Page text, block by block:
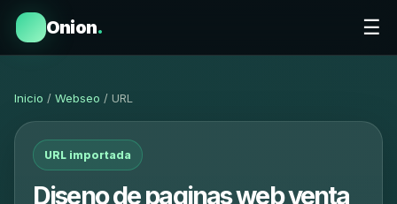
Onion. ☰
Inicio / Webseo / URL
URL importada
Diseno de paginas web venta